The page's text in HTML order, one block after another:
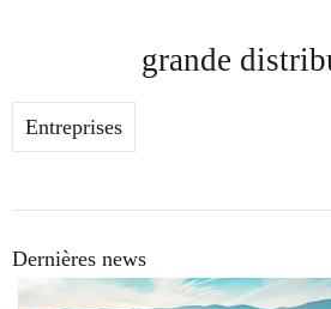
grande
Entreprises
Dernières news